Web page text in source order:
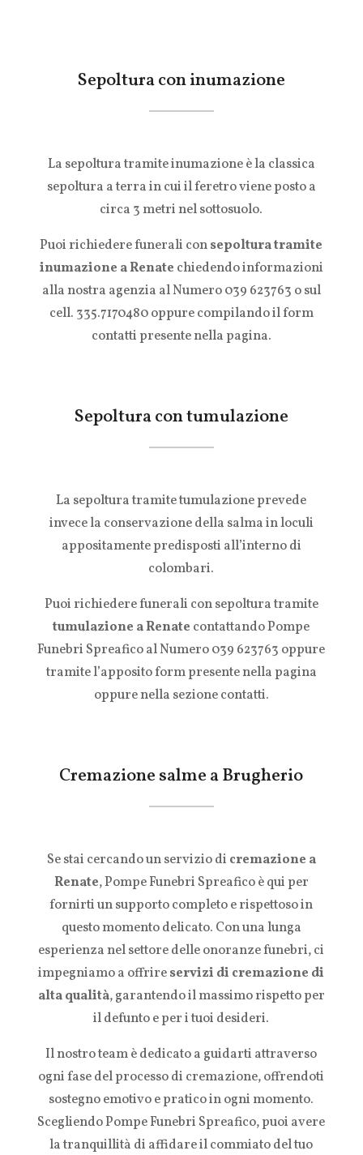
Sepoltura con inumazione
La sepoltura tramite inumazione è la classica
sepoltura a terra in cui il feretro viene posto a
circa 3 metri nel sottosuolo.
Puoi richiedere funerali consepoltura tramite
inumazione a Renate chiedendo informazioni
alla nostra agenzia al Numero 039 623763 o sul
cell. 335.7170480 oppure compilando il form
contatti presente nella pagina.
Sepoltura con tumulazione
La sepoltura tramite tumulazione prevede
invece la conservazione della salma in loculi
appositamente predisposti all’interno di
colombari.
Puoi richiedere funerali con sepoltura tramite
tumulazione a Renate contattando Pompe
Funebri Spreafico al Numero 039 623763 oppure
tramite l’apposito form presente nella pagina
oppure nella sezione contatti.
Cremazione salme a Brugherio
Se stai cercando un servizio di cremazione a
Renate, Pompe Funebri Spreafico è qui per
fornirti un supporto completo e rispettoso in
questo momento delicato. Con una lunga
esperienza nel settore delle onoranze funebri, ci
impegniamo a offrireservizi di cremazione di
alta qualità, garantendo il massimo rispetto per
il defunto e per i tuoi desideri.
Il nostro team è dedicato a guidarti attraverso
ogni fase del processo di cremazione, offrendoti
sostegno emotivo e pratico in ogni momento.
Scegliendo Pompe Funebri Spreafico, puoi avere
la tranquillità di affidare il commiato del tuo